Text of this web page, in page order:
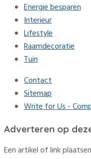
Energie besparen
Interieur
Lifestyle
Raamdecoratie
Tuin
Contact
Sitemap
Write for Us -
Adverteren op
Een artikel of link